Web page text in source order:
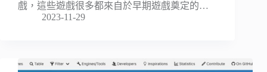
戲，這些遊戲很多都來自於早期遊戲奠定的…
2023-11-29